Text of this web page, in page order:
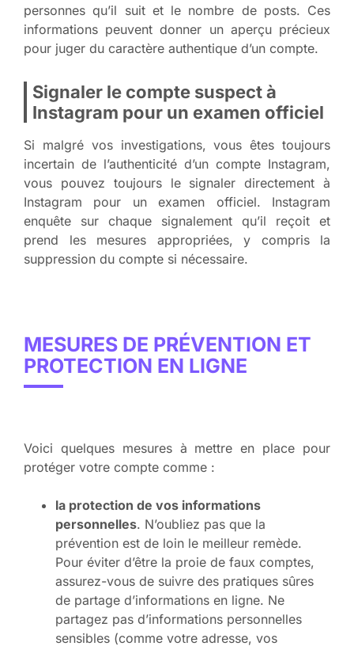
personnes qu’il suit et le nombre de posts. Ces
informations peuvent donner un aperçu précieux
pour juger du caractère authentique d’un compte.
Signaler le compte suspect à
Instagram pour un examen officiel
Si malgré vos investigations, vous êtes toujours
incertain de l’authenticité d’un compte Instagram,
vous pouvez toujours le signaler directement à
Instagram pour un examen officiel. Instagram
enquête sur chaque signalement qu’il reçoit et
prend les mesures appropriées, y compris la
suppression du compte si nécessaire.
MESURES DE PRÉVENTION ET
PROTECTION EN LIGNE
Voici quelques mesures à mettre en place pour
protéger votre compte comme :
la protection de vos informations
personnelles. N’oubliez pas que la
prévention est de loin le meilleur remède.
Pour éviter d’être la proie de faux comptes,
assurez-vous de suivre des pratiques sûres
de partage d’informations en ligne. Ne
partagez pas d’informations personnelles
sensibles (comme votre adresse, vos